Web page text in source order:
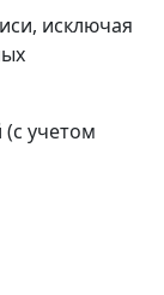
исключая
учетом